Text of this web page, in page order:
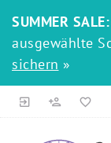
SUMMER SALE:
ausgewählte
sichern »